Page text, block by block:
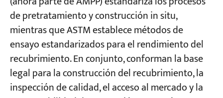
de pretratamiento y construcción in situ,
mientras que ASTM establece métodos de
ensayo estandarizados para el rendimiento del
recubrimiento. En conjunto, conforman la base
legal para la construcción del recubrimiento, la
inspección de calidad, el acceso al mercado y la